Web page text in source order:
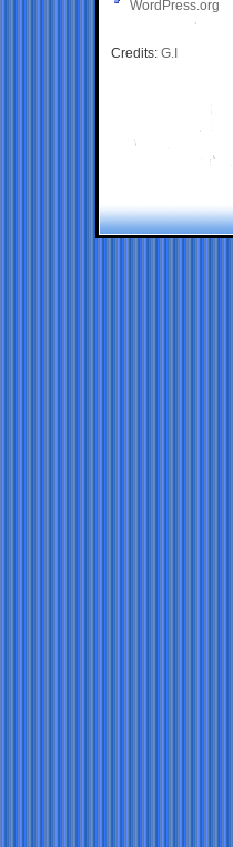
WordPress.org
Credits: G.I